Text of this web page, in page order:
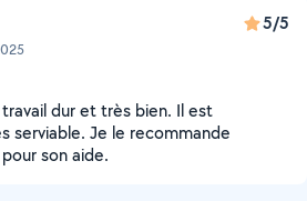
5/5
dur et très bien. Il est
serviable. Je le recommande
son aide.